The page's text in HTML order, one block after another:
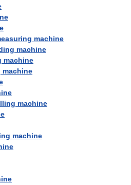
machine
machine
machine
machine
machine
machine